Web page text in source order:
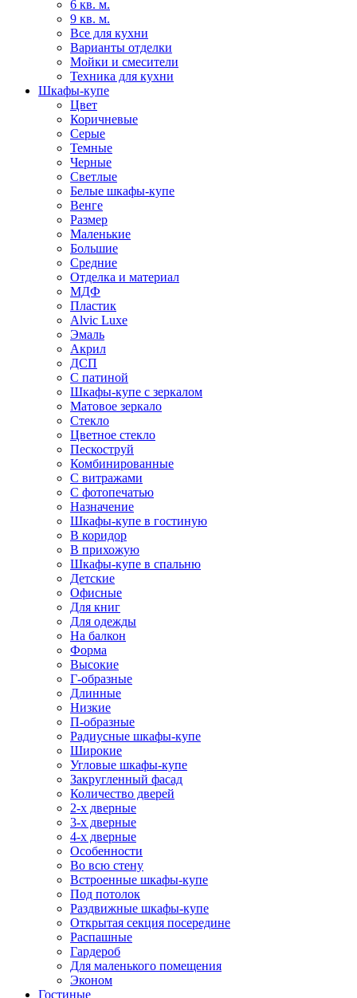
6 кв. м.
9 кв. м.
Все для кухни
Варианты отделки
Мойки и смесители
Техника для кухни
Шкафы-купе
Цвет
Коричневые
Серые
Темные
Черные
Светлые
Белые шкафы-купе
Венге
Размер
Маленькие
Большие
Средние
Отделка и материал
МДФ
Пластик
Alvic Luxe
Эмаль
Акрил
ДСП
С патиной
Шкафы-купе с зеркалом
Матовое зеркало
Стекло
Цветное стекло
Пескоструй
Комбинированные
С витражами
С фотопечатью
Назначение
Шкафы-купе в гостиную
В коридор
В прихожую
Шкафы-купе в спальню
Детские
Офисные
Для книг
Для одежды
На балкон
Форма
Высокие
Г-образные
Длинные
Низкие
П-образные
Радиусные шкафы-купе
Широкие
Угловые шкафы-купе
Закругленный фасад
Количество дверей
2-х дверные
3-х дверные
4-х дверные
Особенности
Во всю стену
Встроенные шкафы-купе
Под потолок
Раздвижные шкафы-купе
Открытая секция посередине
Распашные
Гардероб
Для маленького помещения
Эконом
Гостиные